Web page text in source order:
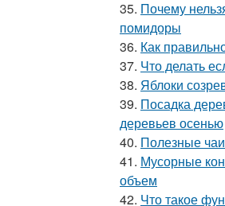
35. Почему
помидоры
36. Как
37. Что делать
38. Яблоки
39. Посадка
деревьев осенью
40. Полезные
41. Мусорные
объем
42. Что такое